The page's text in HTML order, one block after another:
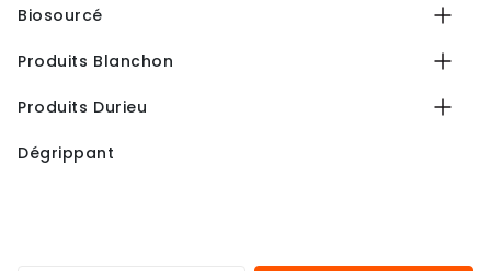
Biosourcé
Produits Blanchon
Produits Durieu
Dégrippant